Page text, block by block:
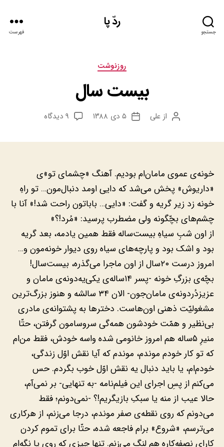
جستجو
ردّ پا
فهرست
دسته‌ها
روزنوشت
بیست سال
نویسنده
ازعلی
تاریخ
۵ دی ۱۳۸۸ ۹ دیدگاه
برای
‎خونه‌ی عموی مامان‌ام بودیم. آهنگ «چشمای تو»ی
«داریوش» پخش می‌شد که دایی اومد دنبال‌مون… تو راهِ
خونه زد زیر گریه و گفت: «دایی… باباتون راحت شد!» آنا با
چشم‌های بچّگونه ولی مضطرب پرسید: «مُرد!؟»
از اون شبِ سیاهِ بیست‌ساله فقط همین یادمه، بعد گریه
بود و اشک بود و پارچه‌های سیاه روی دیوار خونه‌مون و…
امروز درست ۲۰سال از اون ماجرا می‌گذره، بیست‌سال!
بچّه‌ی بزرگِ خونه -پسر ۱۴ساله‌ی یکی‌یه‌دونه‌ی مامان و
عزیزدُردونه‌ی مامان‌جون- الان ۳۴ سالشه و هنوز بزرگ‌ترین
مشغولیّت ذهنی اون‌هاست. دخترها به پشتوانه‌ی مادری
بی‌نظیر و همّت خودشون همه‌گی سروسامون گرفتن، حتّا
منیرِ ۵ساله هم امروز خانومی شده واسه خودش، فقط من‌ام
که تو کار خودم موندم، موندم که آیا نقش اوّل زندگی،
خودم‌ام، یا باید دنبال یه نقش اوّل خوب بگردم. حس
می‌کنم از پسِ اجرای این فیلم‌نامه -به تنهایی- بر نمی‌آم،
حالا عیب از منه یا سبکِ بازیگریم!؟ -نمی‌دونم؛ فقط
می‌دونم که روی نقطه‌ی صفر موندم، درجا می‌زنم، از هرکاری
می‌ترسم، «شروع» برام فاجعه شده، حتّا برای تموم کردن
کارای نصفه‌کاره هم لنگ می‌زنم. تنها چیزی که روی پا نگه‌ام